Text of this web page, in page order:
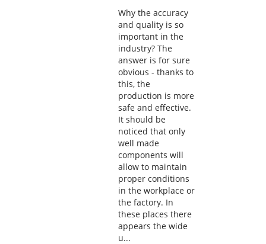
Why the accuracy
and quality is so
important in the
industry? The
answer is for sure
obvious - thanks to
this, the
production is more
safe and effective.
It should be
noticed that only
well made
components will
allow to maintain
proper conditions
in the workplace or
the factory. In
these places there
appears the wide
u...